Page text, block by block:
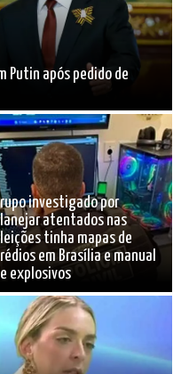
Putin após pedido de
investigado por
atentados nas
tinha mapas de
em Brasília e manual
explosivos